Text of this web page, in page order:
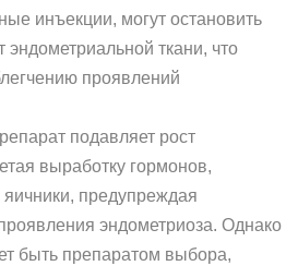
инъекции, могут остановить
эндометриальной ткани, что
проявлений
подавляет рост
выработку гормонов,
предупреждая
эндометриоза. Однако
быть препаратом выбора,